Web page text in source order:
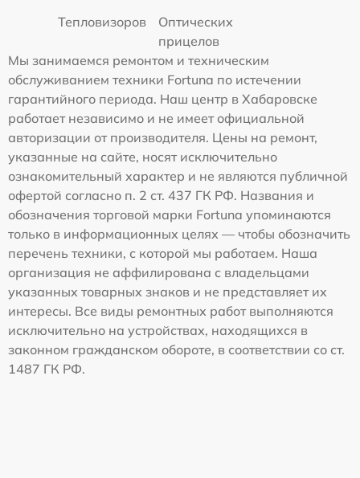
Тепловизоров
Оптических
прицелов
Мы занимаемся ремонтом и техническим
обслуживанием техники Fortuna по истечении
гарантийного периода. Наш центр в Хабаровске
работает независимо и не имеет официальной
авторизации от производителя. Цены на ремонт,
указанные на сайте, носят исключительно
ознакомительный характер и не являются публичной
офертой согласно п. 2 ст. 437 ГК РФ. Названия и
обозначения торговой марки Fortuna упоминаются
только в информационных целях — чтобы обозначить
перечень техники, с которой мы работаем. Наша
организация не аффилирована с владельцами
указанных товарных знаков и не представляет их
интересы. Все виды ремонтных работ выполняются
исключительно на устройствах, находящихся в
законном гражданском обороте, в соответствии со ст.
1487 ГК РФ.